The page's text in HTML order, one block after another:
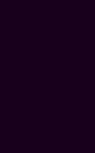
Versorgung
geklärt,
für das
sich im